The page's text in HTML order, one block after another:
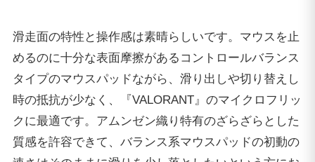
滑走面の特性と操作感は素晴らしいです。マウスを止
めるのに十分な表面摩擦があるコントロールバランス
タイプのマウスパッドながら、滑り出しや切り替えし
時の抵抗が少なく、『VALORANT』のマイクロフリッ
クに最適です。アムンゼン織り特有のざらざらとした
質感を許容できて、バランス系マウスパッドの初動の